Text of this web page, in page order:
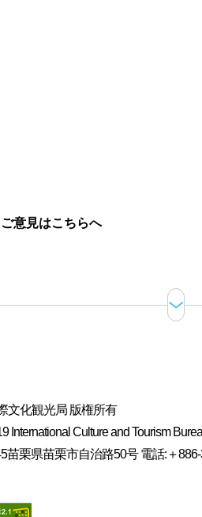
ご意見はこちらへ
文化観光局 版権所有
International Culture and Tourism
苗栗県苗栗市自治路50号 電話:＋